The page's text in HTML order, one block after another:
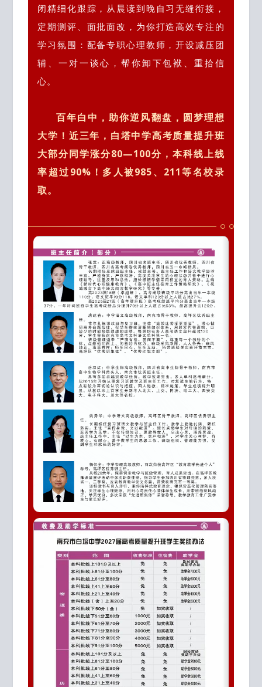
闭精细化跟踪，从晨读到晚自习无缝衔接，
定期测评、面批面改，为你打造高效专注的
学习氛围：配备专职心理教师，开设减压团
辅、一对一谈心，帮你卸下包袱、重拾信
心。
百年白中，助你逆风翻盘，圆梦理想
大学！近三年，白塔中学高考质量提升班
大部分同学涨分80—100分，本科线上线
率超过90%！多人被985、211等名校录
取。